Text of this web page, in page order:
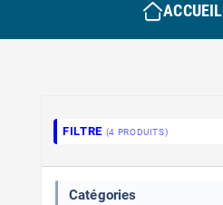
ACCUEIL
FILTRE (4 PRODUITS)
Catégories